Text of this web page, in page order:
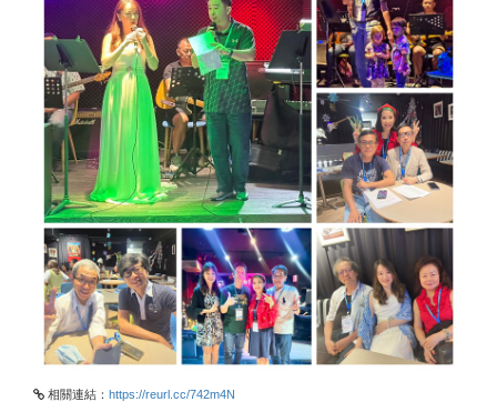
相關連結： https://reurl.cc/742m4N